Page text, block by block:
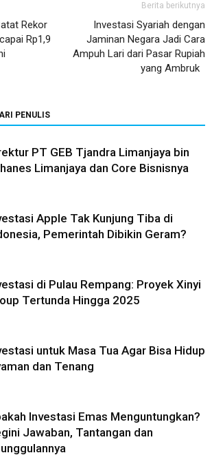
Rekor
Rp1,9
Berita berikutnya
Investasi Syariah dengan
Jaminan Negara Jadi Cara
Ampuh Lari dari Pasar Rupiah
yang Ambruk
PENULIS
PT GEB Tjandra Limanjaya bin
Limanjaya dan Core Bisnisnya
Apple Tak Kunjung Tiba di
Pemerintah Dibikin Geram?
di Pulau Rempang: Proyek Xinyi
Tertunda Hingga 2025
untuk Masa Tua Agar Bisa Hidup
dan Tenang
Investasi Emas Menguntungkan?
Jawaban, Tantangan dan